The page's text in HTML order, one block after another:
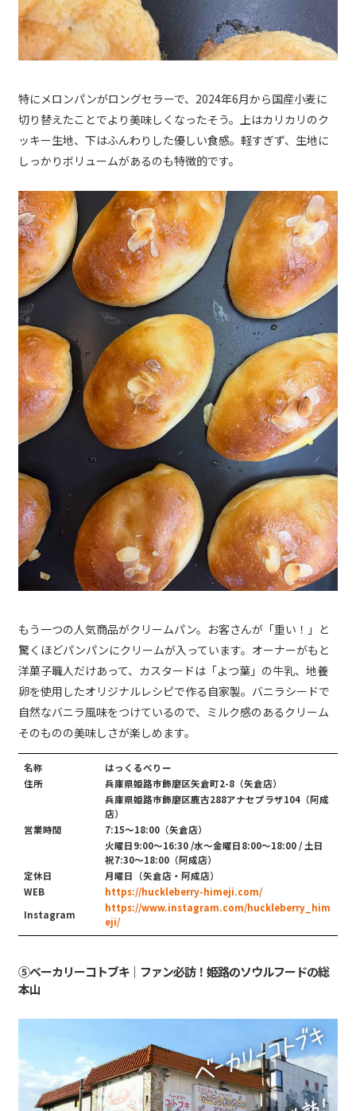
特にメロンパンがロングセラーで、2024年6月から国産小麦に
切り替えたことでより美味しくなったそう。上はカリカリのク
ッキー生地、下はふんわりした優しい食感。軽すぎず、生地に
しっかりボリュームがあるのも特徴的です。
もう一つの人気商品がクリームパン。お客さんが「重い！」と
驚くほどパンパンにクリームが入っています。オーナーがもと
洋菓子職人だけあって、カスタードは「よつ葉」の牛乳、地養
卵を使用したオリジナルレシピで作る自家製。バニラシードで
自然なバニラ風味をつけているので、ミルク感のあるクリーム
そのものの美味しさが楽しめます。
名称
はっくるべりー
住所
兵庫県姫路市飾磨区矢倉町2-8（矢倉店）
兵庫県姫路市飾磨区鹿古288アナセプラザ104（阿成
店）
営業時間
7:15～18:00（矢倉店）
火曜日9:00～16:30 /水〜金曜日8:00～18:00 / 土日
祝7:30～18:00（阿成店）
定休日
月曜日（矢倉店・阿成店）
WEB
https://huckleberry-himeji.com/
Instagram
https://www.instagram.com/huckleberry_him
eji/
⑤ベーカリーコトブキ｜ファン必訪！姫路のソウルフードの総
本山